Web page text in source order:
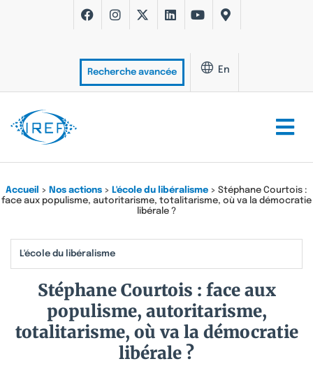
Recherche avancée En
Accueil > Nos actions > L'école du libéralisme > Stéphane Courtois :
face aux populisme, autoritarisme, totalitarisme, où va la démocratie
libérale ?
L'école du libéralisme
Stéphane Courtois : face aux
populisme, autoritarisme,
totalitarisme, où va la démocratie
libérale ?